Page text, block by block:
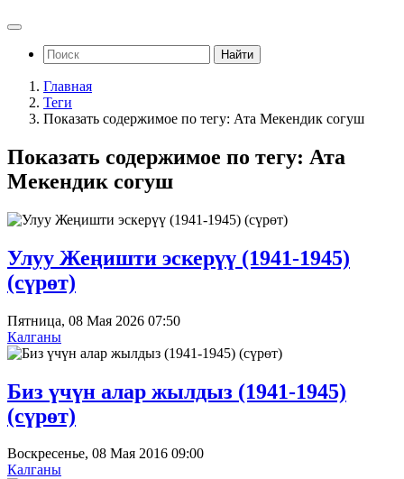
Найти
Главная
Теги
Показать содержимое по тегу: Ата Мекендик согуш
Показать содержимое по тегу: Ата
Мекендик согуш
Улуу Жеңишти эскерүү (1941-1945)
(сүрөт)
Пятница, 08 Мая 2026 07:50
Калганы
Биз үчүн алар жылдыз (1941-1945)
(сүрөт)
Воскресенье, 08 Мая 2016 09:00
Калганы